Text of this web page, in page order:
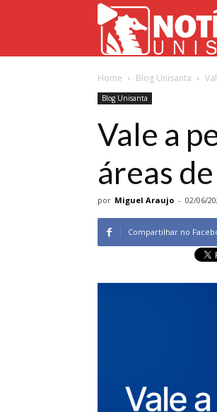
Home Blog Unisanta
Blog Unisanta
Vale a
áreas
por Miguel Araujo - 02/06/
Compartilhar no